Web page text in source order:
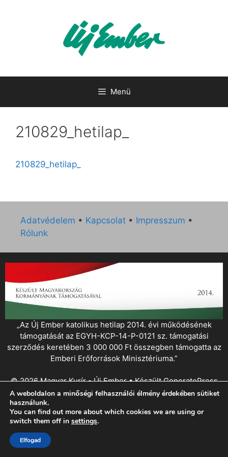
Menü
210829_hetilap_
210829_hetilap_
Adatvédelem • Kapcsolat • Impresszum •
Rólunk
„Az Új Ember katolikus hetilap 2014. évi működésének
támogatását az EGYH-KCP-14-P-0121 sz. támogatási
szerződés keretében 3 000 000 Ft összegben támogatta az
Emberi Erőforrások Minisztériuma.”
© 2026 Magyar Kurír - Új Ember• KészültGeneratePress
A weboldalon a minőségi felhasználói élmény érdekében sütiket
használunk.
You can find out more about which cookies we are using or
switch them off in settings.
Elfogad